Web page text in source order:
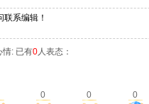
系编辑！
情: 已有0人表态：
0 0 0